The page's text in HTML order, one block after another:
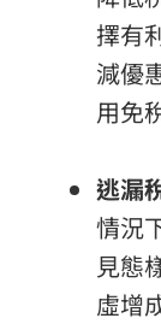
擇有
減優
用免
逃漏
情況
見態
虛增